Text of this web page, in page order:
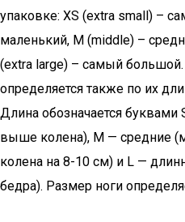
упаковке: XS (extra small) –
маленький, M (middle) –
(extra large) – самый
определяется также по их
Длина обозначается буквами
выше колена), М — средние
колена на 8-10 см) и L —
бедра). Размер ноги